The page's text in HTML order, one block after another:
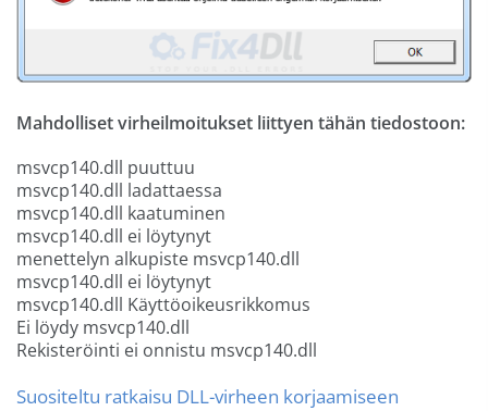
Mahdolliset virheilmoitukset liittyen tähän tiedostoon:
msvcp140.dll puuttuu
msvcp140.dll ladattaessa
msvcp140.dll kaatuminen
msvcp140.dll ei löytynyt
menettelyn alkupiste msvcp140.dll
msvcp140.dll ei löytynyt
msvcp140.dll Käyttöoikeusrikkomus
Ei löydy msvcp140.dll
Rekisteröinti ei onnistu msvcp140.dll
Suositeltu ratkaisu DLL-virheen korjaamiseen